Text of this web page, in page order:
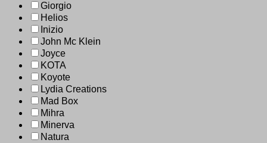
Giorgio
Helios
Inizio
John Mc Klein
Joyce
KOTA
Koyote
Lydia Creations
Mad Box
Mihra
Minerva
Natura